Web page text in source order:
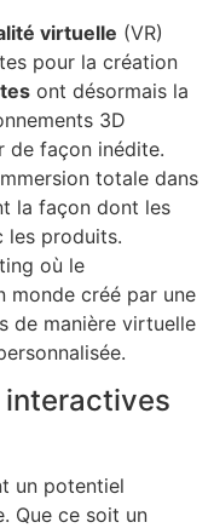
virtuelle (VR)
pour la création
ont désormais la
3D
de façon inédite.
totale dans
la façon dont les
les produits.
où le
monde créé par une
de manière virtuelle
interactives
un potentiel
Que ce soit un